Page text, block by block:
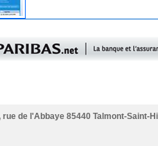
de l'Abbaye 85440 Talmont-Saint-